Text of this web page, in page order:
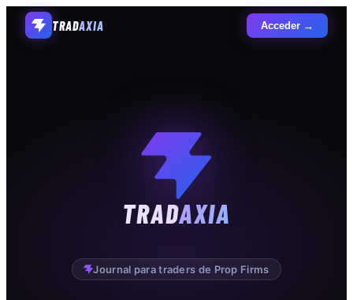
TRADAXIA Acceder →
TRADAXIA
Journal para traders de Prop Firms